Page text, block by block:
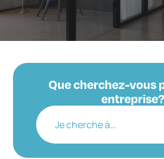
Que cherchez-vous
entreprise?
Je cherche à…